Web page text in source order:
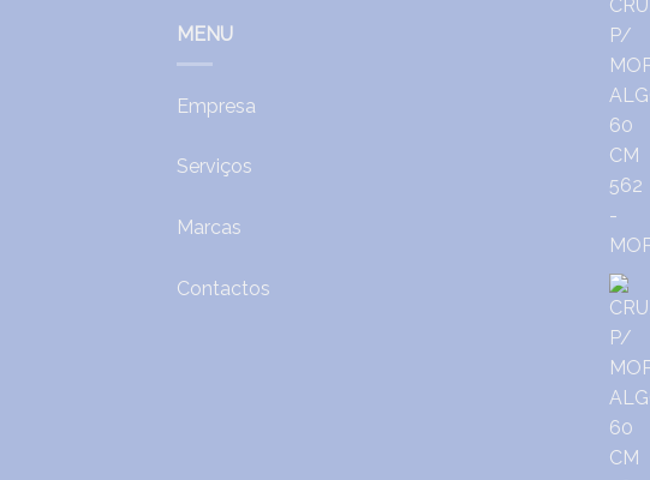
MENU
Empresa
Serviços
Marcas
Contactos